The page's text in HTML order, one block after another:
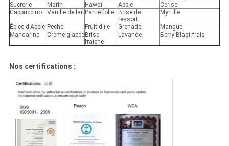
Sucrerie
Marin Hawaï Apple
Cerise
Cappuccino
Vanille de lait Partie folle
Brise de
ressort
Myrtille
Épice d'Apple Pêche Fruit d'île Grenade
Mangue
Mandarine
Crème glacée Brise
fraîche
Lavande Berry Blast frais
Nos certifications :